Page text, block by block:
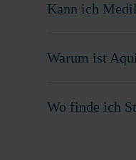
Kann ich
Warum ist
Wo finde ich